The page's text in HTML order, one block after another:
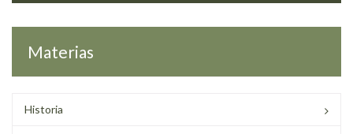
Materias
Historia